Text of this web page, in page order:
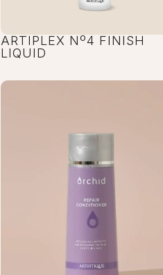
ARTIPLEX Nº4 FINISH
LIQUID